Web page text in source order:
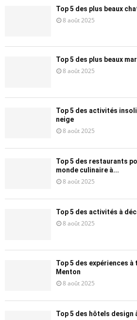
Top 5 des plus beaux
8 août 2025
Top 5 des plus beaux
8 août 2025
Top 5 des activités
neige
8 août 2025
Top 5 des restaurants
monde culinaire à...
8 août 2025
Top 5 des activités à
8 août 2025
Top 5 des expériences
Menton
8 août 2025
Top 5 des hôtels design